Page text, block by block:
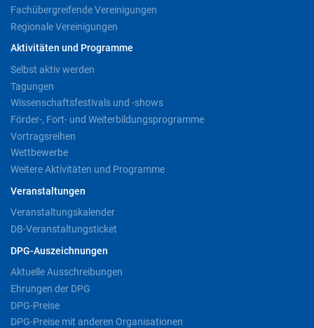
Fachübergreifende Vereinigungen
Regionale Vereinigungen
Aktivitäten und Programme
Selbst aktiv werden
Tagungen
Wissenschaftsfestivals und -shows
Förder-, Fort- und Weiterbildungsprogramme
Vortragsreihen
Wettbewerbe
Weitere Aktivitäten und Programme
Veranstaltungen
Veranstaltungskalender
DB-Veranstaltungsticket
DPG-Auszeichnungen
Aktuelle Ausschreibungen
Ehrungen der DPG
DPG-Preise
DPG-Preise mit anderen Organisationen